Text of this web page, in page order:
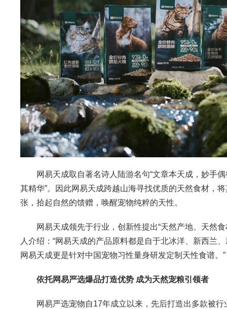
网易天成取自著名诗人陆游名句“文章本天成，妙手偶
其精华”。因此网易天成跨越山海寻找优质的天然食材，
张，拾起自然的馈赠，唤醒宠物纯粹的天性。
网易天成领先于行业，创新性提出“天然产地、天然食
人介绍：“网易天成的产品原料都是自于北冰洋、新西兰
网易天成更是针对中国宠物习性量身研发定制天性食谱。”
依托网易严选爆品打造优势 成为天然宠粮引领者
网易严选宠物自17年成立以来，先后打造出多款被行